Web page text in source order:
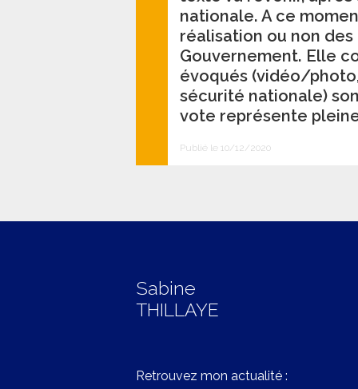
nationale. A ce
réalisation ou non
Gouvernement. Elle
évoqués (vidéo/
sécurité nationale)
vote représente
Publié le 10/12/2020
Sabine
THILLAYE
Retrouvez mon actualité :